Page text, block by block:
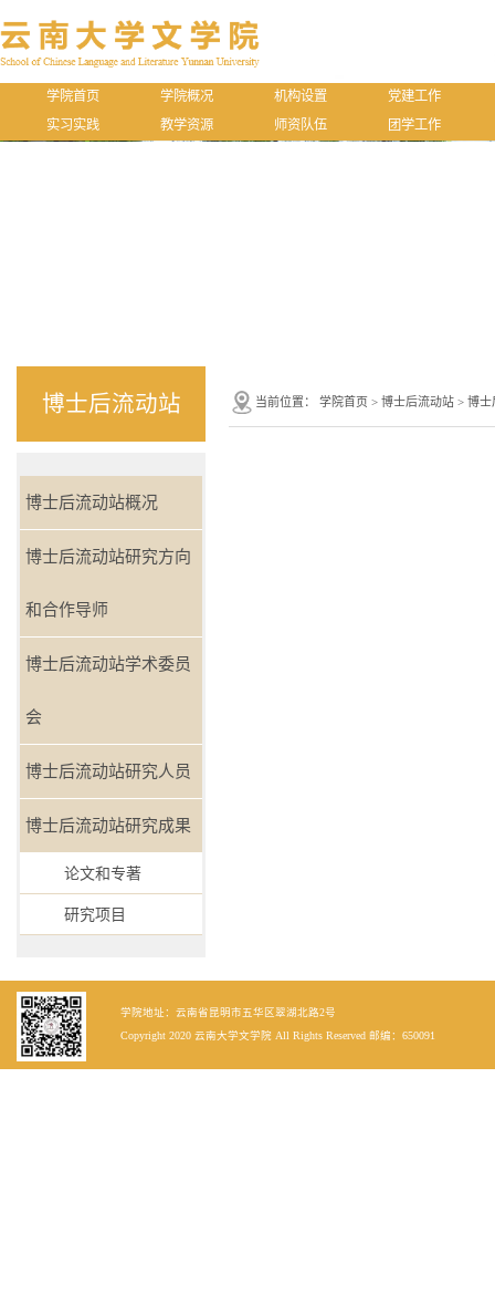
学院首页 学院概况 机构设置
党建工作
实习实践
教学资源 师资队伍 团学工作
博士后流动站
博士后流动站概况
博士后流动站研究方向
和合作导师
博士后流动站学术委员
会
博士后流动站研究人员
博士后流动站研究成果
论文和专著
研究项目
当前位置：学院首页 >博士后流动站 >博士
学院地址：云南省昆明市五华区翠湖北路2号
Copyright 2020 云南大学文学院 All Rights Reserved 邮编：650091